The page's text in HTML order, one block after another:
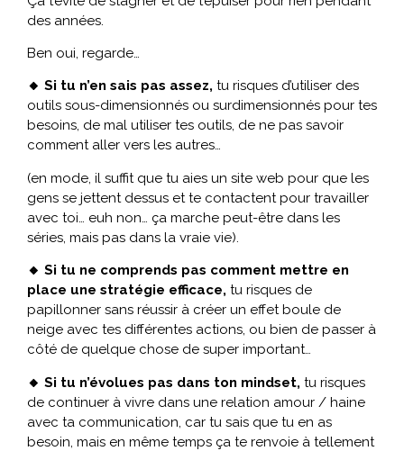
des années.
Ben oui, regarde…
🔸 Si tu n’en sais pas assez, tu risques d’utiliser des
outils sous-dimensionnés ou surdimensionnés pour tes
besoins, de mal utiliser tes outils, de ne pas savoir
comment aller vers les autres…
(en mode, il suffit que tu aies un site web pour que les
gens se jettent dessus et te contactent pour travailler
avec toi… euh non… ça marche peut-être dans les
séries, mais pas dans la vraie vie).
🔸 Si tu ne comprends pas comment mettre en
place une stratégie efficace, tu risques de
papillonner sans réussir à créer un effet boule de
neige avec tes différentes actions, ou bien de passer à
côté de quelque chose de super important…
🔸 Si tu n’évolues pas dans ton mindset, tu risques
de continuer à vivre dans une relation amour / haine
avec ta communication, car tu sais que tu en as
besoin, mais en même temps ça te renvoie à tellement